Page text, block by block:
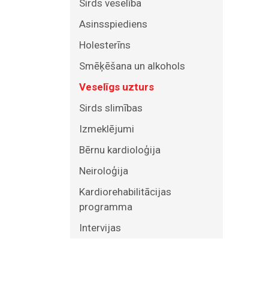
Sirds veselība
Asinsspiediens
Holesterīns
Smēķēšana un alkohols
Veselīgs uzturs
Sirds slimības
Izmeklējumi
Bērnu kardioloģija
Neiroloģija
Kardiorehabilitācijas
programma
Intervijas